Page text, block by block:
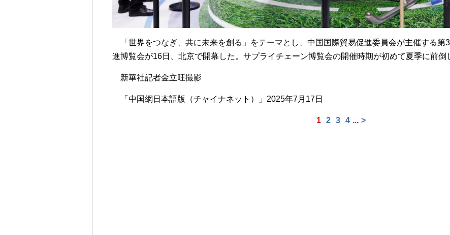
「世界をつなぎ、共に未来を創る」をテーマとし、中国国際貿易促進委員会が主催する第
進博覧会が16日、北京で開幕した。サプライチェーン博覧会の開催時期が初めて夏季に前倒
新華社記者金立旺撮影
「中国網日本語版（チャイナネット）」2025年7月17日
1 2 3 4 ... >